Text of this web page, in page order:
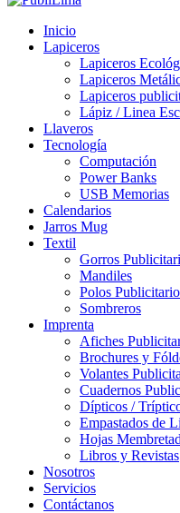
Inicio
Lapiceros
Lapiceros
Lapiceros
Lapiceros
Lápiz / Linea
Llaveros
Tecnología
Computación
Power Banks
USB Memorias
Calendarios
Jarros Mug
Textil
Gorros
Mandiles
Polos
Sombreros
Imprenta
Afiches
Brochures y
Volantes
Cuadernos
Dípticos /
Empastados de
Hojas
Libros y Revistas
Nosotros
Servicios
Contáctanos